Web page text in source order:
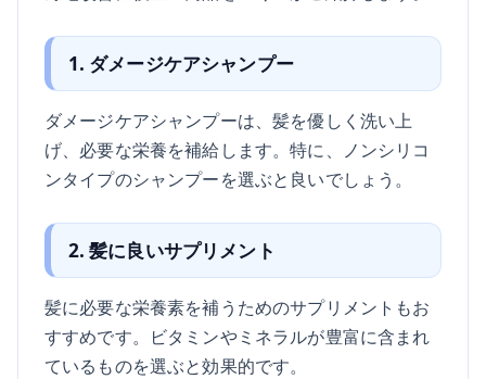
1. ダメージケアシャンプー
ダメージケアシャンプーは、髪を優しく洗い上
げ、必要な栄養を補給します。特に、ノンシリコ
ンタイプのシャンプーを選ぶと良いでしょう。
2. 髪に良いサプリメント
髪に必要な栄養素を補うためのサプリメントもお
すすめです。ビタミンやミネラルが豊富に含まれ
ているものを選ぶと効果的です。